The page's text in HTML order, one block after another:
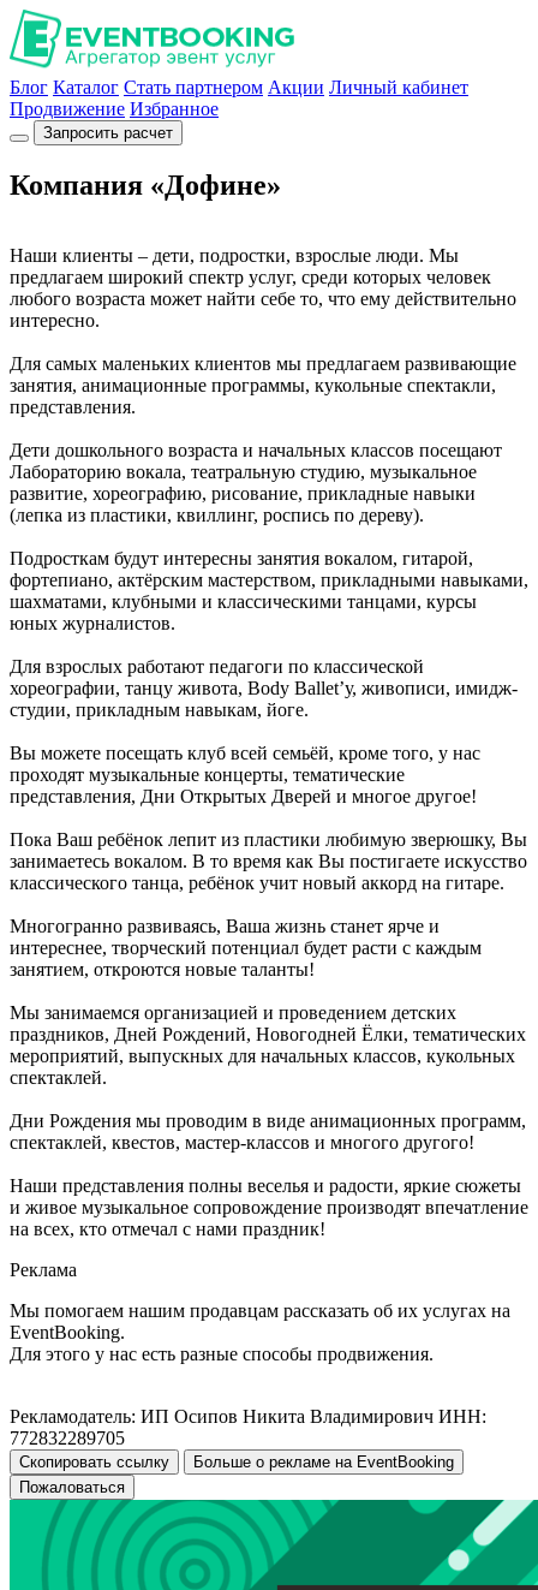
Блог Каталог Стать партнером Акции Личный кабинет
Продвижение Избранное
Запросить расчет
Компания «Дофине»
Наши клиенты – дети, подростки, взрослые люди. Мы
предлагаем широкий спектр услуг, среди которых человек
любого возраста может найти себе то, что ему действительно
интересно.
Для самых маленьких клиентов мы предлагаем развивающие
занятия, анимационные программы, кукольные спектакли,
представления.
Дети дошкольного возраста и начальных классов посещают
Лабораторию вокала, театральную студию, музыкальное
развитие, хореографию, рисование, прикладные навыки
(лепка из пластики, квиллинг, роспись по дереву).
Подросткам будут интересны занятия вокалом, гитарой,
фортепиано, актёрским мастерством, прикладными навыками,
шахматами, клубными и классическими танцами, курсы
юных журналистов.
Для взрослых работают педагоги по классической
хореографии, танцу живота, Body Ballet’у, живописи, имидж-
студии, прикладным навыкам, йоге.
Вы можете посещать клуб всей семьёй, кроме того, у нас
проходят музыкальные концерты, тематические
представления, Дни Открытых Дверей и многое другое!
Пока Ваш ребёнок лепит из пластики любимую зверюшку, Вы
занимаетесь вокалом. В то время как Вы постигаете искусство
классического танца, ребёнок учит новый аккорд на гитаре.
Многогранно развиваясь, Ваша жизнь станет ярче и
интереснее, творческий потенциал будет расти с каждым
занятием, откроются новые таланты!
Мы занимаемся организацией и проведением детских
праздников, Дней Рождений, Новогодней Ёлки, тематических
мероприятий, выпускных для начальных классов, кукольных
спектаклей.
Дни Рождения мы проводим в виде анимационных программ,
спектаклей, квестов, мастер-классов и многого другого!
Наши представления полны веселья и радости, яркие сюжеты
и живое музыкальное сопровождение производят впечатление
на всех, кто отмечал с нами праздник!
Реклама
Мы помогаем нашим продавцам рассказать об их услугах на
EventBooking.
Для этого у нас есть разные способы продвижения.
Рекламодатель: ИП Осипов Никита Владимирович ИНН:
772832289705
Скопировать ссылку
Больше о рекламе на EventBooking
Пожаловаться